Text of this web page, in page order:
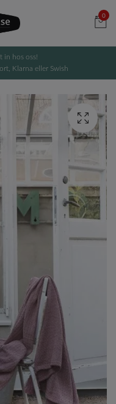
0
in hos oss!
Klarna eller Swish